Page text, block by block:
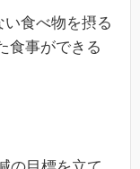
い食べ物を摂る
食事ができる